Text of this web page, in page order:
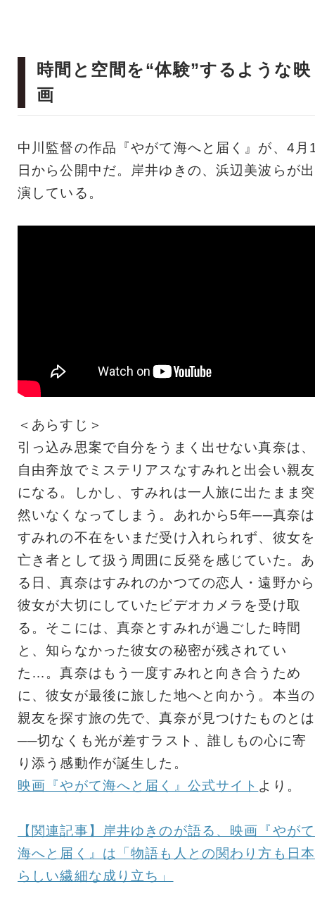
時間と空間を“体験”するような映
画
中川監督の作品『やがて海へと届く』が、4月
日から公開中だ。岸井ゆきの、浜辺美波らが出
演している。
＜あらすじ＞
引っ込み思案で自分をうまく出せない真奈は、
自由奔放でミステリアスなすみれと出会い親友
になる。しかし、すみれは一人旅に出たまま突
然いなくなってしまう。あれから5年──真奈は
すみれの不在をいまだ受け入れられず、彼女を
亡き者として扱う周囲に反発を感じていた。あ
る日、真奈はすみれのかつての恋人・遠野から
彼女が大切にしていたビデオカメラを受け取
る。そこには、真奈とすみれが過ごした時間
と、知らなかった彼女の秘密が残されてい
た…。真奈はもう一度すみれと向き合うため
に、彼女が最後に旅した地へと向かう。本当の
親友を探す旅の先で、真奈が見つけたものとは
──切なくも光が差すラスト、誰しもの心に寄
り添う感動作が誕生した。
映画『やがて海へと届く』公式サイト より。
【関連記事】岸井ゆきのが語る、映画『やがて
海へと届く』は「物語も人との関わり方も日本
らしい繊細な成り立ち」